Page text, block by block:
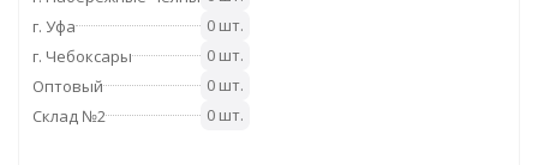
г. Уфа
0 шт.
г. Чебоксары
0 шт.
Оптовый
0 шт.
Склад №2
0 шт.